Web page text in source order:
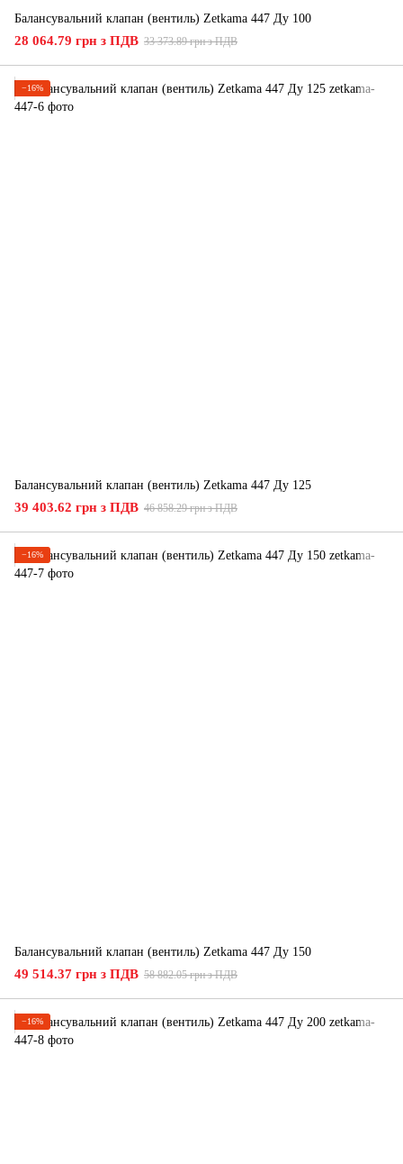
Балансувальний клапан (вентиль) Zetkama 447 Ду 100
28 064.79 грн з ПДВ 33 373.89 грн з ПДВ
−16%
Балансувальний клапан (вентиль) Zetkama 447 Ду 125
39 403.62 грн з ПДВ 46 858.29 грн з ПДВ
−16%
Балансувальний клапан (вентиль) Zetkama 447 Ду 150
49 514.37 грн з ПДВ 58 882.05 грн з ПДВ
−16%